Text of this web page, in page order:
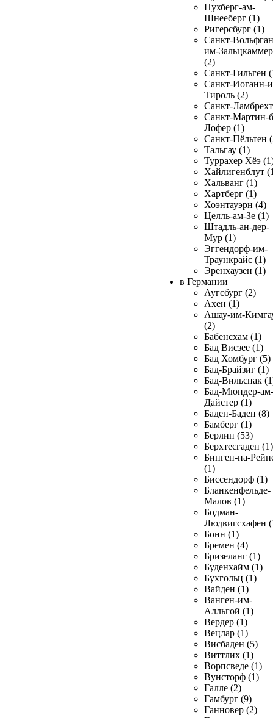
Пухберг-ам-
Шнееберг (1)
Ригерсбург (1)
Санкт-
им-
(2)
Санкт-Гильген
Санкт-Иоганн-
Тироль (2)
Санкт-
Санкт-Мартин-
Лофер (1)
Санкт-Пёльтен
Тальгау (1)
Туррахер Хёэ
Хайлигенблут
Хальванг (1)
Хартберг (1)
Хоэнтауэрн (4)
Целль-ам-Зе (1)
Штадль-ан-дер-
Мур (1)
Эггендорф-им-
Траункрайс (1)
Эренхаузен (1)
в Германии
Аугсбург (2)
Ахен (1)
Ашау-им-
(2)
Бабенсхам (1)
Бад Висзее (1)
Бад Хомбург (5)
Бад-Брайзиг (1)
Бад-Вильснак
Бад-Мюндер-ам-
Дайстер (1)
Баден-Баден (8)
Бамберг (1)
Берлин (53)
Берхтесгаден (1)
Бинген-на-
(1)
Биссендорф (1)
Бланкенфельде-
Малов (1)
Бодман-
Людвигсхафен
Бонн (1)
Бремен (4)
Бризеланг (1)
Буденхайм (1)
Бухгольц (1)
Вайден (1)
Ванген-им-
Алльгой (1)
Вердер (1)
Вецлар (1)
Висбаден (5)
Виттлих (1)
Ворпсведе (1)
Вунсторф (1)
Галле (2)
Гамбург (9)
Ганновер (2)